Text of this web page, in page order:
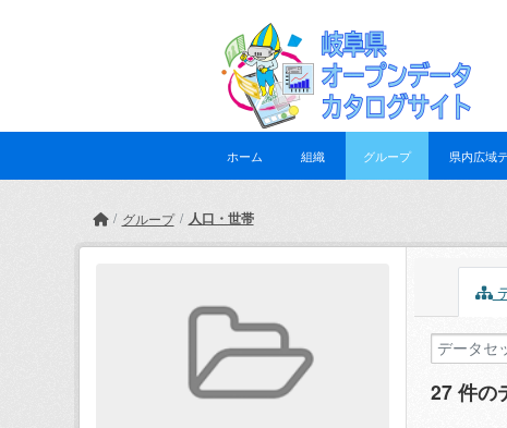
ホーム 組織 グループ 県内広域
グループ 人口・世帯
27 件の